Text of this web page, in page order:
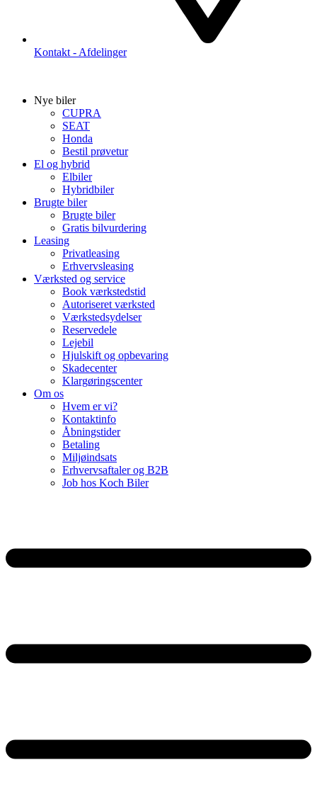
Kontakt - Afdelinger
Nye biler
CUPRA
SEAT
Honda
Bestil prøvetur
El og hybrid
Elbiler
Hybridbiler
Brugte biler
Brugte biler
Gratis bilvurdering
Leasing
Privatleasing
Erhvervsleasing
Værksted og service
Book værkstedstid
Autoriseret værksted
Værkstedsydelser
Reservedele
Lejebil
Hjulskift og opbevaring
Skadecenter
Klargøringscenter
Om os
Hvem er vi?
Kontaktinfo
Åbningstider
Betaling
Miljøindsats
Erhvervsaftaler og B2B
Job hos Koch Biler